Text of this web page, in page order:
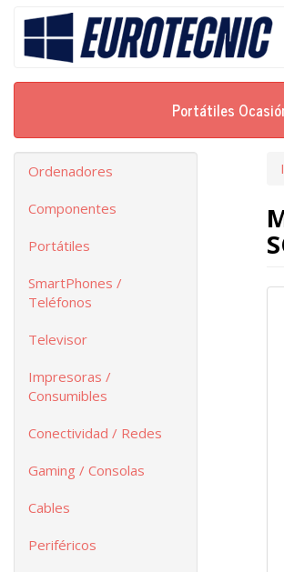
Portátiles
Ordenadores
Componentes
Portátiles
SmartPhones /
Teléfonos
Televisor
Impresoras /
Consumibles
Conectividad / Redes
Gaming / Consolas
Cables
Periféricos